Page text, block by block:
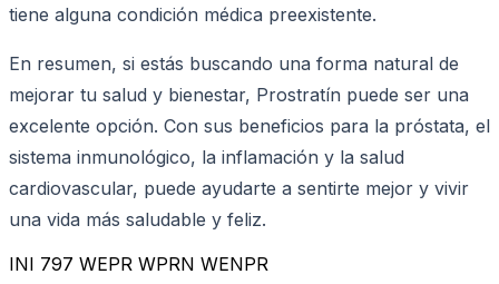
tiene alguna condición médica preexistente.
En resumen, si estás buscando una forma natural de
mejorar tu salud y bienestar, Prostratín puede ser una
excelente opción. Con sus beneficios para la próstata, el
sistema inmunológico, la inflamación y la salud
cardiovascular, puede ayudarte a sentirte mejor y vivir
una vida más saludable y feliz.
INI 797 WEPR WPRN WENPR